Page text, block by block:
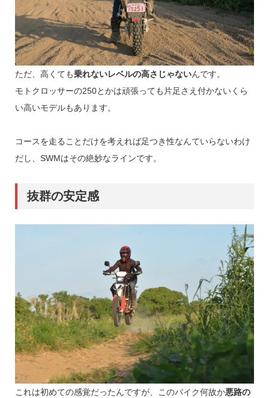
ただ、高くても乗れないレベルの高さじゃないんです。
モトクロッサーの250とかは頑張っても片足さえ付かないくら
い高いモデルもあります。
コースを走ることだけを考えれば足つき性なんていらないわけ
だし、SWMはその絶妙なラインです。
抜群の安定感
これは初めての感覚だったんですが、このバイク何故か悪路の